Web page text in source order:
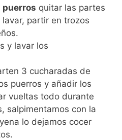
puerros quitar las partes
partir en trozos
y lavar los
3 cucharadas de
puerros y añadir los
vueltas todo durante
salpimentamos con la
lo dejamos cocer